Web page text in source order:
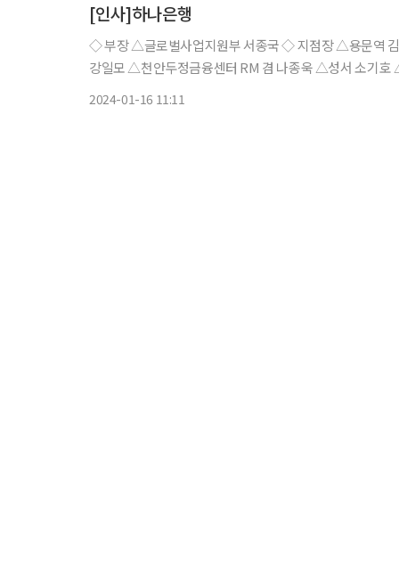
[인사]하나은행
◇ 부장 △글로벌사업지원부 서종국 ◇ 지점장 △용문역 김석봉 △전민동 김선영 △갈마동 김수왕 ◇ 부지점장 △울산금융센터
강일모 △천안두정금융센터 RM 겸 나종욱 △성서 소기
2024-01-16 11:11